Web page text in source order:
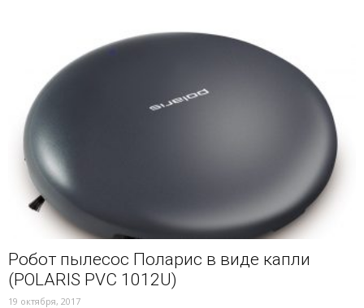
Робот пылесос Поларис в виде капли
(POLARIS PVС 1012U)
19 октября, 2017